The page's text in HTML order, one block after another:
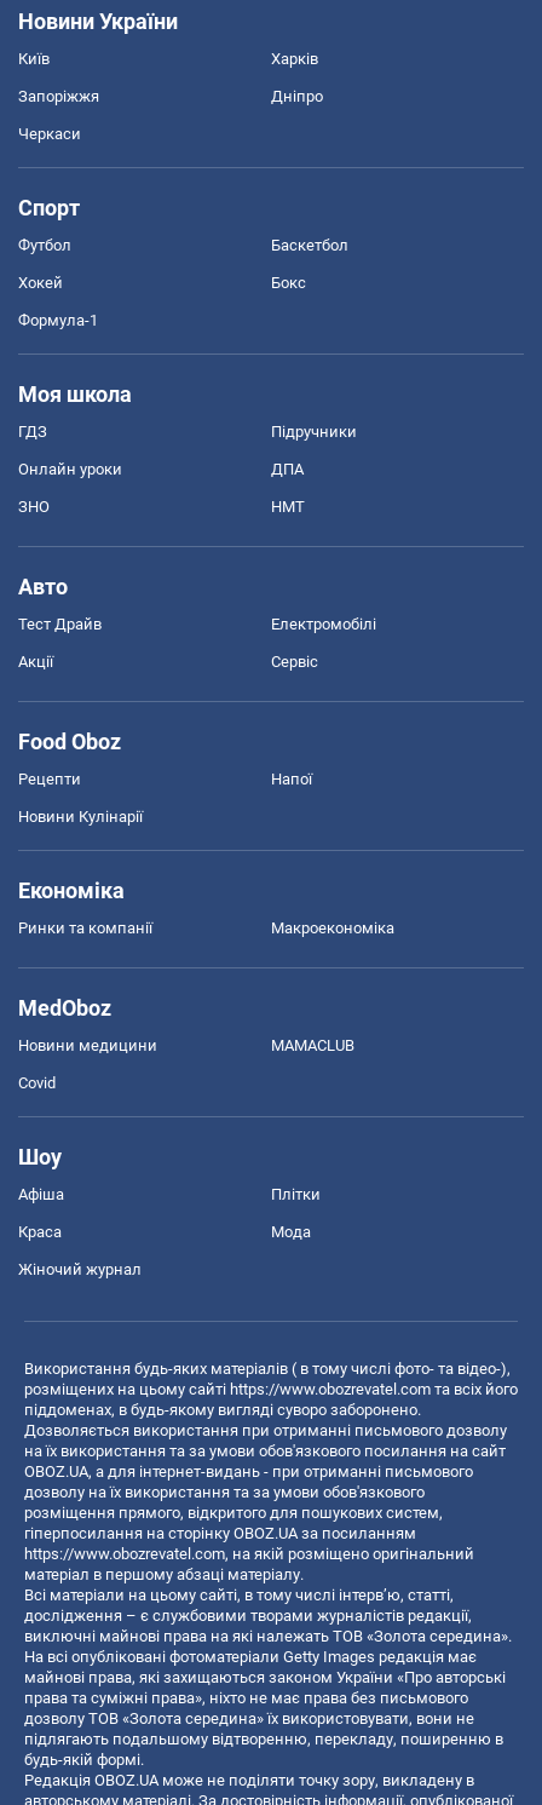
Новини України
Київ Харків
Запоріжжя Дніпро
Черкаси
Спорт
Футбол Баскетбол
Хокей Бокс
Формула-1
Моя школа
ГДЗ Підручники
Онлайн уроки ДПА
ЗНО НМТ
Авто
Тест Драйв Електромобілі
Акції Сервіс
Food Oboz
Рецепти Напої
Новини Кулінарії
Економіка
Ринки та компанії Макроекономіка
MedOboz
Новини медицини MAMACLUB
Covid
Шоу
Афіша Плітки
Краса Мода
Жіночий журнал
Використання будь-яких матеріалів ( в тому числі фото- та відео-),
розміщених на цьому сайті https://www.obozrevatel.com та всіх його
піддоменах, в будь-якому вигляді суворо заборонено.
Дозволяється використання при отриманні письмового дозволу
на їх використання та за умови обов'язкового посилання на сайт
OBOZ.UA, а для інтернет-видань - при отриманні письмового
дозволу на їх використання та за умови обов'язкового
розміщення прямого, відкритого для пошукових систем,
гіперпосилання на сторінку OBOZ.UA за посиланням
https://www.obozrevatel.com, на якій розміщено оригінальний
матеріал в першому абзаці матеріалу.
Всі матеріали на цьому сайті, в тому числі інтерв’ю, статті,
дослідження – є службовими творами журналістів редакції,
виключні майнові права на які належать ТОВ «Золота середина».
На всі опубліковані фотоматеріали Getty Images редакція має
майнові права, які захищаються законом України «Про авторські
права та суміжні права», ніхто не має права без письмового
дозволу ТОВ «Золота середина» їх використовувати, вони не
підлягають подальшому відтворенню, перекладу, поширенню в
будь-якій формі.
Редакція OBOZ.UA може не поділяти точку зору, викладену в
авторському матеріалі. За достовірність інформації, опублікованої